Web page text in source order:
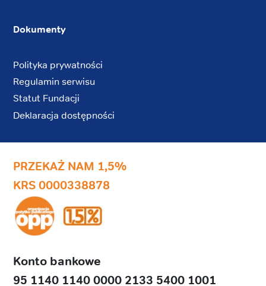
Dokumenty
Polityka prywatności
Regulamin serwisu
Statut Fundacji
Deklaracja dostępności
PRZEKAŻ NAM 1,5%
KRS 0000338878
Konto bankowe
95 1140 1140 0000 2133 5400 1001